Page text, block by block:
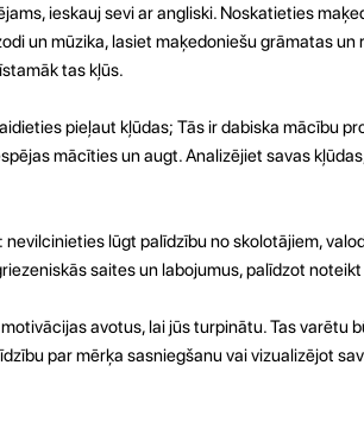
ieskauj sevi ar angliski. Noskatieties
un mūzika, lasiet maķedoniešu grāmatas un
tas kļūs.
pieļaut kļūdas; Tās ir dabiska mācību
mācīties un augt. Analizējiet savas
lūgt palīdzību no skolotājiem,
saites un labojumus, palīdzot
avotus, lai jūs turpinātu. Tas varētu
par mērķa sasniegšanu vai vizualizējot